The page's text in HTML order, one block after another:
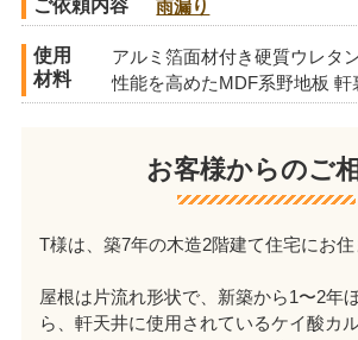
ご依頼内容 雨漏り
使用
材料
アルミ箔面材付き硬質ウレタ
性能を高めたMDF系野地板 軒
お客様からのご
T様は、築7年の木造2階建て住宅にお住
屋根は片流れ形状で、新築から1〜2年
ら、軒天井に使用されているケイ酸カ